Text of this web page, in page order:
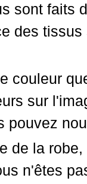
sont faits
des
couleur
sur
pouvez
de la
n'êtes